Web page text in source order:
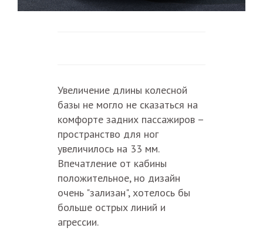
Увеличение длины колесной
базы не могло не сказаться на
комфорте задних пассажиров –
пространство для ног
увеличилось на 33 мм.
Впечатление от кабины
положительное, но дизайн
очень "зализан", хотелось бы
больше острых линий и
агрессии.